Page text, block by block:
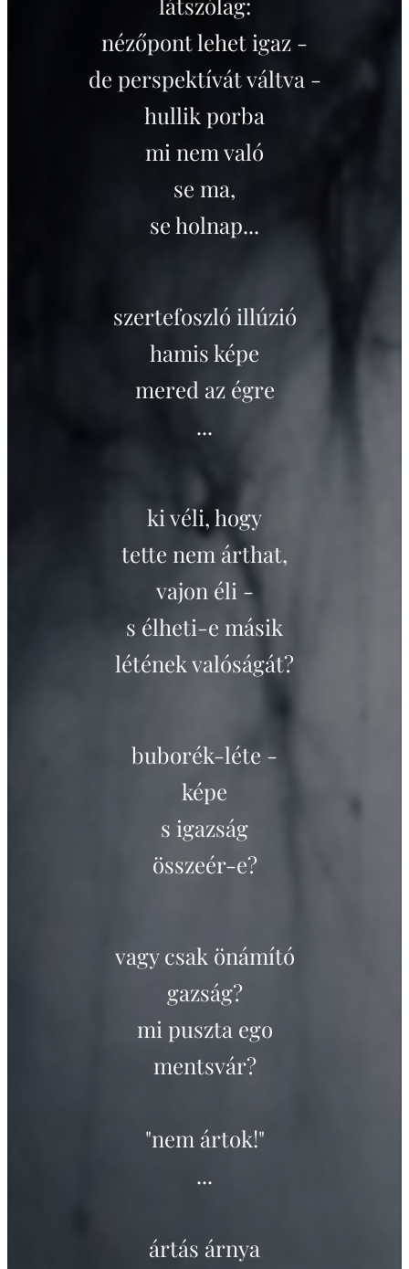
nézőpont lehet igaz -
de perspektívát váltva -
hullik porba
mi nem való
se ma,
se holnap...
szertefoszló illúzió
hamis képe
mered az égre
...
ki véli, hogy
tette nem árthat,
vajon éli -
s élheti-e másik
létének valóságát?
buborék-léte -
képe
s igazság
összeér-e?
vagy csak önámító
gazság?
mi puszta ego
mentsvár?
"nem ártok!"
...
ártás árnya